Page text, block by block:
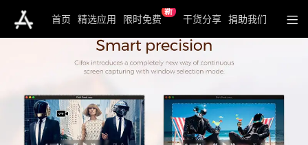
首页 精选应用 限时免费
新
干货分享 捐助我们